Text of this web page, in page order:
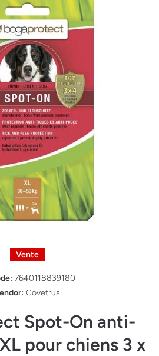
Vente
7640118839180
Covetrus
Spot-On anti-
pour chiens 3 x